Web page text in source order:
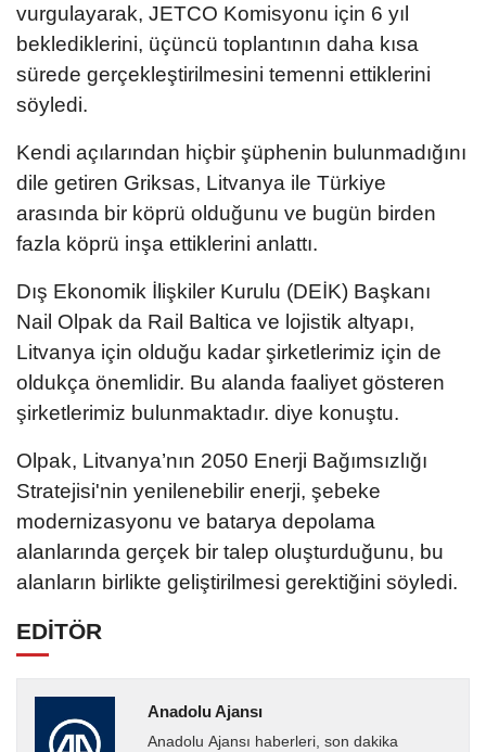
vurgulayarak, JETCO Komisyonu için 6 yıl
beklediklerini, üçüncü toplantının daha kısa
sürede gerçekleştirilmesini temenni ettiklerini
söyledi.
Kendi açılarından hiçbir şüphenin bulunmadığını
dile getiren Griksas, Litvanya ile Türkiye
arasında bir köprü olduğunu ve bugün birden
fazla köprü inşa ettiklerini anlattı.
Dış Ekonomik İlişkiler Kurulu (DEİK) Başkanı
Nail Olpak da Rail Baltica ve lojistik altyapı,
Litvanya için olduğu kadar şirketlerimiz için de
oldukça önemlidir. Bu alanda faaliyet gösteren
şirketlerimiz bulunmaktadır. diye konuştu.
Olpak, Litvanya’nın 2050 Enerji Bağımsızlığı
Stratejisi'nin yenilenebilir enerji, şebeke
modernizasyonu ve batarya depolama
alanlarında gerçek bir talep oluşturduğunu, bu
alanların birlikte geliştirilmesi gerektiğini söyledi.
EDİTÖR
Anadolu Ajansı
Anadolu Ajansı haberleri, son dakika